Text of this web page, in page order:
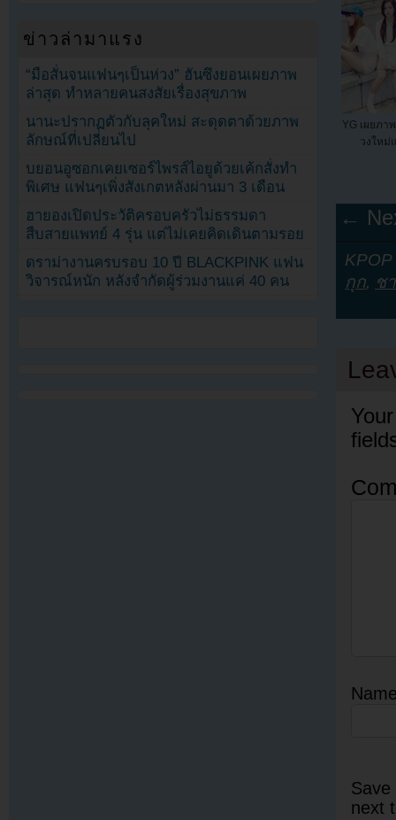
YG เผยภา
วงใหม่
←
กุก, ช
next
ข่าวล่ามาแรง
“มือสั่นจนแฟนๆเป็นห่วง” ฮันซึงยอนเผยภาพ
ล่าสุด ทำหลายคนสงสัยเรื่องสุขภาพ
นานะปรากฏตัวกับลุคใหม่ สะดุดตาด้วยภาพ
ลักษณ์ที่เปลี่ยนไป
บยอนอูซอกเคยเซอร์ไพรส์ไอยูด้วยเค้กสั่งทำ
พิเศษ แฟนๆเพิ่งสังเกตหลังผ่านมา 3 เดือน
ฮายองเปิดประวัติครอบครัวไม่ธรรมดา
สืบสายแพทย์ 4 รุ่น แต่ไม่เคยคิดเดินตามรอย
ดราม่างานครบรอบ 10 ปี BLACKPINK แฟน
วิจารณ์หนัก หลังจำกัดผู้ร่วมงานแค่ 40 คน